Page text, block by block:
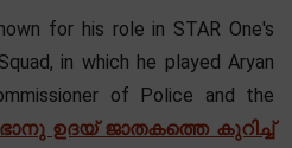
for his role in STAR One's
in which he played Aryan
of Police and the
ഭാനു ഉദയ് ജാതകത്തെ കുറിച്ച്